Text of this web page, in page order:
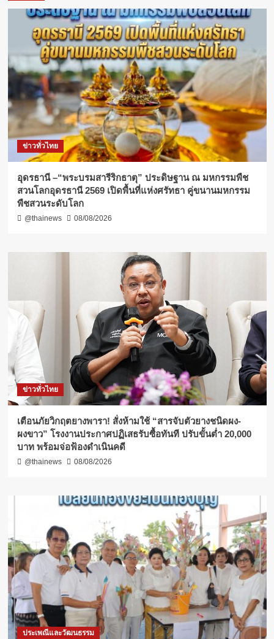
ข่าวทั่วไทย
อุดรธานี –“พระบรมสารีริกธาตุ” ประดิษฐาน ณ มหกรรมพืช
สวนโลกอุดรธานี 2569 เปิดพื้นที่แห่งศรัทธา คู่ขนานมหกรรม
พืชสวนระดับโลก
@thainews 08/08/2026
ข่าวทั่วไทย
เตือนภัยวิกฤตยางพารา! สั่งห้ามใช้ “สารจับตัวยางชนิดผง-
ผงขาว” โรงงานประกาศปฏิเสธรับซื้อทันที ปรับขั้นต่ำ 20,000
บาท พร้อมจ่อฟ้องดำเนินคดี
@thainews 08/08/2026
ประเพณีและวัฒนธรรม